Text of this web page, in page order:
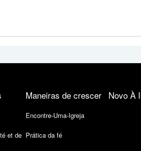
et de
Maneiras de crescer
Encontre-Uma-Igreja
Prática da fé
Novo À